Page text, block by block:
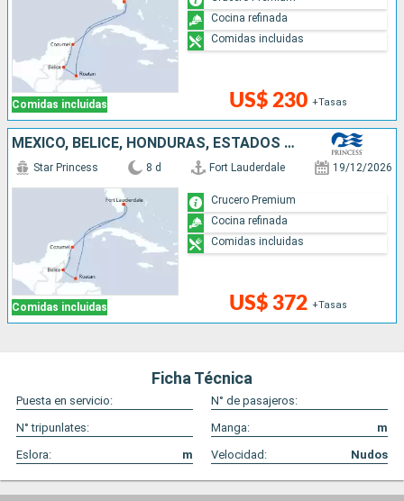
Comidas incluidas US$ 230 +Tasas
Cocina refinada
Comidas incluidas
MÉXICO, BELICE, HONDURAS, ESTADOS UNIDOS
Comidas incluidas
Star Princess 8 d Fort Lauderdale 19/12/2026
US$ 372 +Tasas
Crucero Premium
Cocina refinada
Comidas incluidas
Ficha Técnica
Puesta en servicio:
N° de pasajeros:
N° tripunlates:
Manga:
m
Eslora:
m Velocidad: Nudos